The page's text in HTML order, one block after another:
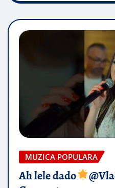
MUZICA POPULARA
Ah lele dado​